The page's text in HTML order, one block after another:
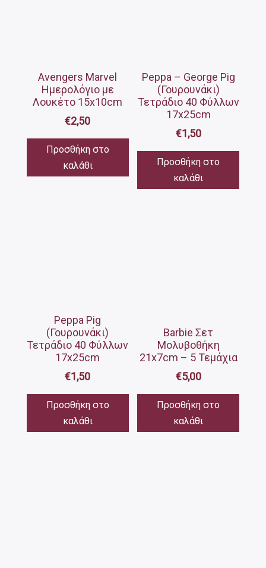
Avengers Marvel
Ημερολόγιο με
Λουκέτο 15x10cm
€2,50
Προσθήκη στο
καλάθι
Peppa – George Pig
(Γουρουνάκι)
Τετράδιο 40 Φύλλων
17x25cm
€1,50
Προσθήκη στο
καλάθι
Peppa Pig
(Γουρουνάκι)
Τετράδιο 40 Φύλλων
17x25cm
€1,50
Προσθήκη στο
καλάθι
Barbie Σετ
Μολυβοθήκη
21x7cm – 5 Τεμάχια
€5,00
Προσθήκη στο
καλάθι